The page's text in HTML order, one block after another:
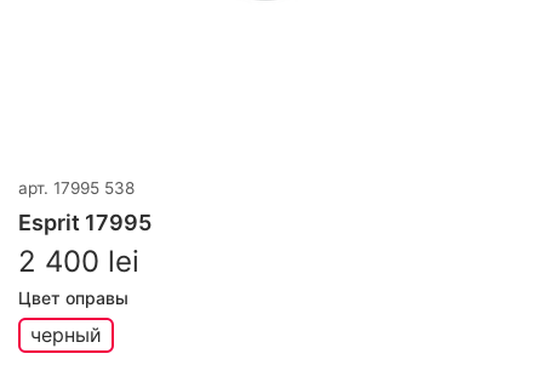
арт. 17995 538
Esprit 17995
2 400 lei
Цвет оправы
черный